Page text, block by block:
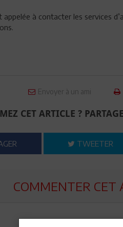
à contacter les services
Envoyer à un ami
CET ARTICLE ?
TWEETER
COMMENTER CET